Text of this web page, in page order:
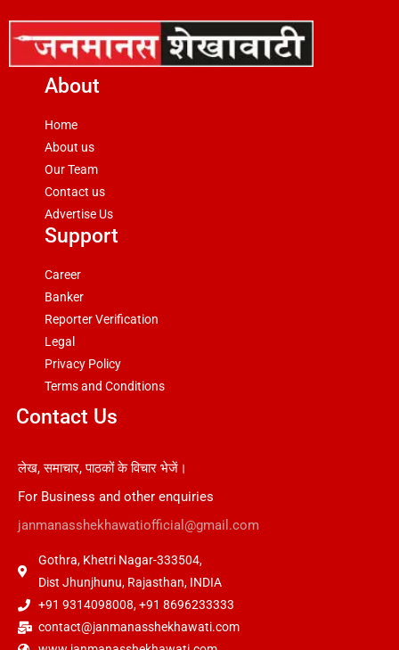
About
Home
About us
Our Team
Contact us
Advertise Us
Support
Career
Banker
Reporter Verification
Legal
Privacy Policy
Terms and Conditions
Contact Us
लेख, समाचार, पाठकों के विचार भेजें।
For Business and other enquiries
janmanasshekhawatiofficial@gmail.com
Gothra, Khetri Nagar-333504,
Dist Jhunjhunu, Rajasthan, INDIA
+91 9314098008, +91 8696233333
contact@janmanasshekhawati.com